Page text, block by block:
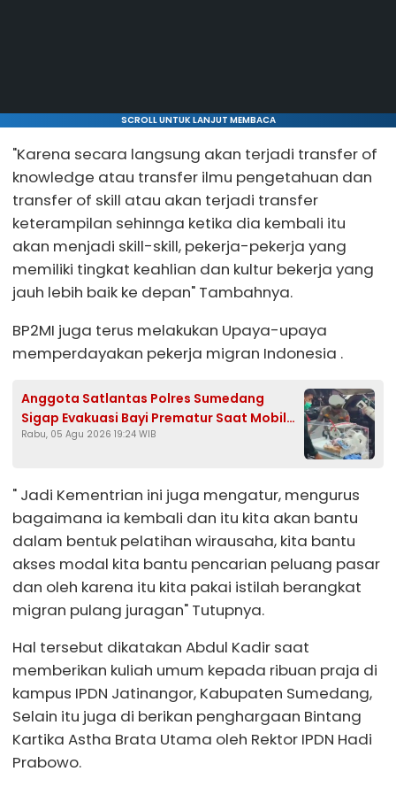
SCROLL UNTUK LANJUT MEMBACA
"Karena secara langsung akan terjadi transfer of
knowledge atau transfer ilmu pengetahuan dan
transfer of skill atau akan terjadi transfer
keterampilan sehinnga ketika dia kembali itu
akan menjadi skill-skill, pekerja-pekerja yang
memiliki tingkat keahlian dan kultur bekerja yang
jauh lebih baik ke depan" Tambahnya.
BP2MI juga terus melakukan Upaya-upaya
memperdayakan pekerja migran Indonesia .
Anggota Satlantas Polres Sumedang
Sigap Evakuasi Bayi Prematur Saat Mobil
Ambulans Pecah Ban
Rabu, 05 Agu 2026 19:24 WIB
" Jadi Kementrian ini juga mengatur, mengurus
bagaimana ia kembali dan itu kita akan bantu
dalam bentuk pelatihan wirausaha, kita bantu
akses modal kita bantu pencarian peluang pasar
dan oleh karena itu kita pakai istilah berangkat
migran pulang juragan" Tutupnya.
Hal tersebut dikatakan Abdul Kadir saat
memberikan kuliah umum kepada ribuan praja di
kampus IPDN Jatinangor, Kabupaten Sumedang,
Selain itu juga di berikan penghargaan Bintang
Kartika Astha Brata Utama oleh Rektor IPDN Hadi
Prabowo.